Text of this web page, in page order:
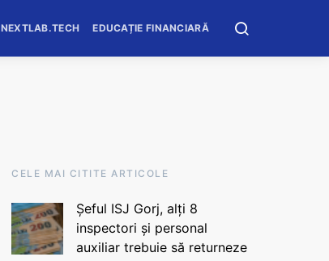
NEXTLAB.TECH EDUCAȚIE FINANCIARĂ
CELE MAI CITITE ARTICOLE
Șeful ISJ Gorj, alți 8
inspectori și personal
auxiliar trebuie să returneze